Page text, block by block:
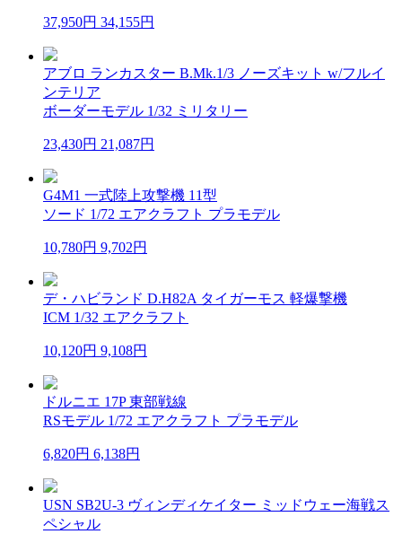
37,950円 34,155円
アブロ ランカスター B.Mk.1/3 ノーズキット w/フルイ
ンテリア
ボーダーモデル 1/32 ミリタリー
23,430円 21,087円
G4M1 一式陸上攻撃機 11型
ソード 1/72 エアクラフト プラモデル
10,780円 9,702円
デ・ハビランド D.H82A タイガーモス 軽爆撃機
ICM 1/32 エアクラフト
10,120円 9,108円
ドルニエ 17P 東部戦線
RSモデル 1/72 エアクラフト プラモデル
6,820円 6,138円
USN SB2U-3 ヴィンディケイター ミッドウェー海戦ス
ペシャル